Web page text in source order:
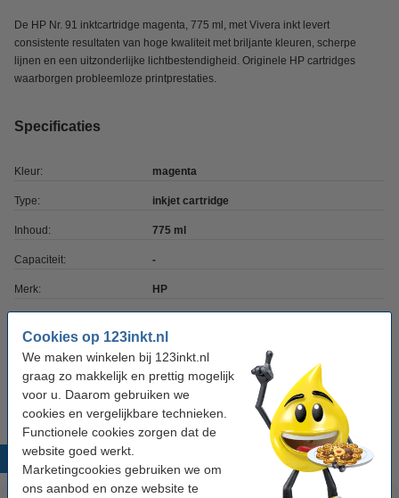
Cookies op 123inkt.nl
We maken winkelen bij 123inkt.nl
graag zo makkelijk en prettig mogelijk
voor u. Daarom gebruiken we
cookies en vergelijkbare technieken.
Functionele cookies zorgen dat de
website goed werkt.
Marketingcookies gebruiken we om
ons aanbod en onze website te
De HP Nr. 91 inktcartridge magenta, 775 ml, met Vivera inkt levert
consistente resultaten van hoge kwaliteit met briljante kleuren, scherpe
lijnen en een uitzonderlijke lichtbestendigheid. Originele HP cartridges
waarborgen probleemloze printprestaties.
Specificaties
Kleur: magenta
Type: inkjet cartridge
Inhoud: 775 ml
Capaciteit: -
Merk: HP
Nummer: C9468A